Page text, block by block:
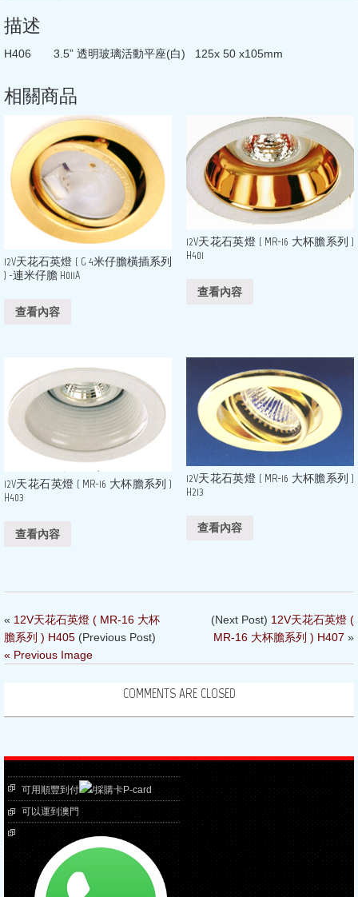
描述
H406 3.5” 透明玻璃活動平座(白) 125x 50 x105mm
相關商品
12V天花石英燈 ( G 4米仔膽橫插系列
) -連米仔膽 H011A
查看內容
12V天花石英燈 ( MR-16 大杯膽系列 )
H401
查看內容
12V天花石英燈 ( MR-16 大杯膽系列 )
H403
查看內容
12V天花石英燈 ( MR-16 大杯膽系列 )
H213
查看內容
« 12V天花石英燈 ( MR-16 大杯
膽系列 ) H405 (Previous Post)
(Next Post) 12V天花石英燈 (
MR-16 大杯膽系列 ) H407 »
« Previous Image
COMMENTS ARE CLOSED
可用順豐到付
/採購卡P-card
可以運到澳門